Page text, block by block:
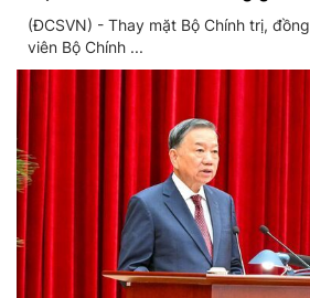
(ĐCSVN) - Thay mặt Bộ Chính trị,
viên Bộ Chính ...